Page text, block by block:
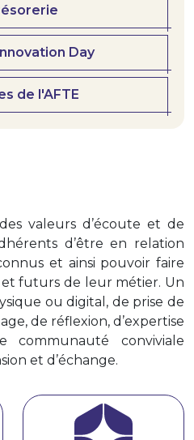
Day
de l'AFTE
valeurs d’écoute et de
d’être en relation
et ainsi pouvoir faire
futurs de leur métier. Un
ou digital, de prise de
de réflexion, d’expertise
communauté conviviale
et d’échange.